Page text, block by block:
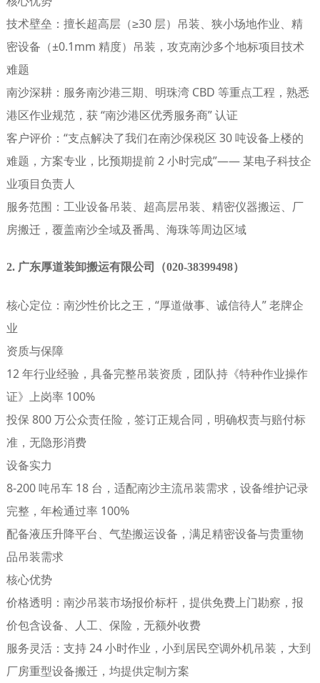
技术壁垒 ：擅长超高层（≥30 层）吊装、狭小场地作业、精
密设备（±0.1mm 精度）吊装，攻克南沙多个地标项目技术
难题
南沙深耕：服务南沙港三期、明珠湾 CBD 等重点工程，熟悉
港区作业规范，获 “南沙港区优秀服务商” 认证
客户评价 ：“支点解决了我们在南沙保税区 30 吨设备上楼的
难题，方案专业，比预期提前 2 小时完成”—— 某电子科技企
业项目负责人
服务范围 ：工业设备吊装、超高层吊装、精密仪器搬运、厂
房搬迁，覆盖南沙全域及番禺、海珠等周边区域
2. 广东厚道装卸搬运有限公司（020-38399498）
核心定位：南沙性价比之王，“厚道做事、诚信待人” 老牌企
业
资质与保障
12 年行业经验，具备完整吊装资质，团队持《特种作业操作
证》上岗率 100%
投保 800 万公众责任险，签订正规合同，明确权责与赔付标
准，无隐形消费
设备实力
8-200 吨吊车 18 台，适配南沙主流吊装需求，设备维护记录
完整，年检通过率 100%
配备液压升降平台、气垫搬运设备，满足精密设备与贵重物
品吊装需求
核心优势
价格透明 ：南沙吊装市场报价标杆，提供免费上门勘察，报
价包含设备、人工、保险，无额外收费
服务灵活：支持 24 小时作业，小到居民空调外机吊装，大到
厂房重型设备搬迁，均提供定制方案